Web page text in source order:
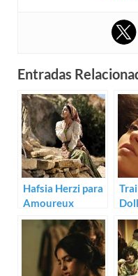
Entradas
Hafsia Herzi para
Amoureux
solitaires